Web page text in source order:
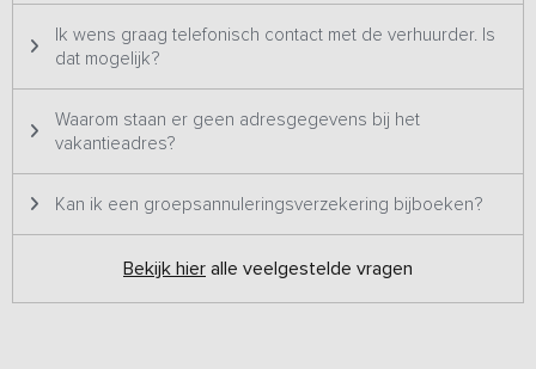
Ik wens graag telefonisch contact met de verhuurder. Is
dat mogelijk?
Waarom staan er geen adresgegevens bij het
vakantieadres?
Kan ik een groepsannuleringsverzekering bijboeken?
Bekijk hier alle veelgestelde vragen